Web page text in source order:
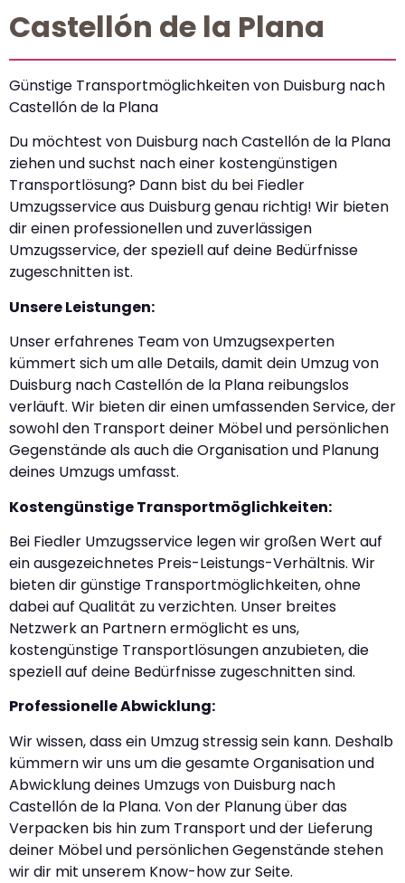
Castellón de la Plana
Günstige Transportmöglichkeiten von Duisburg nach
Castellón de la Plana
Du möchtest von Duisburg nach Castellón de la Plana
ziehen und suchst nach einer kostengünstigen
Transportlösung? Dann bist du bei Fiedler
Umzugsservice aus Duisburg genau richtig! Wir bieten
dir einen professionellen und zuverlässigen
Umzugsservice, der speziell auf deine Bedürfnisse
zugeschnitten ist.
Unsere Leistungen:
Unser erfahrenes Team von Umzugsexperten
kümmert sich um alle Details, damit dein Umzug von
Duisburg nach Castellón de la Plana reibungslos
verläuft. Wir bieten dir einen umfassenden Service, der
sowohl den Transport deiner Möbel und persönlichen
Gegenstände als auch die Organisation und Planung
deines Umzugs umfasst.
Kostengünstige Transportmöglichkeiten:
Bei Fiedler Umzugsservice legen wir großen Wert auf
ein ausgezeichnetes Preis-Leistungs-Verhältnis. Wir
bieten dir günstige Transportmöglichkeiten, ohne
dabei auf Qualität zu verzichten. Unser breites
Netzwerk an Partnern ermöglicht es uns,
kostengünstige Transportlösungen anzubieten, die
speziell auf deine Bedürfnisse zugeschnitten sind.
Professionelle Abwicklung:
Wir wissen, dass ein Umzug stressig sein kann. Deshalb
kümmern wir uns um die gesamte Organisation und
Abwicklung deines Umzugs von Duisburg nach
Castellón de la Plana. Von der Planung über das
Verpacken bis hin zum Transport und der Lieferung
deiner Möbel und persönlichen Gegenstände stehen
wir dir mit unserem Know-how zur Seite.